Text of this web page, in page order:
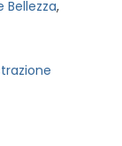
Bellezza,